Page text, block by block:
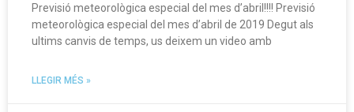
Previsió meteorològica especial del mes d’abril!!!! Previsió
meteorològica especial del mes d’abril de 2019 Degut als
ultims canvis de temps, us deixem un video amb
LLEGIR MÉS »